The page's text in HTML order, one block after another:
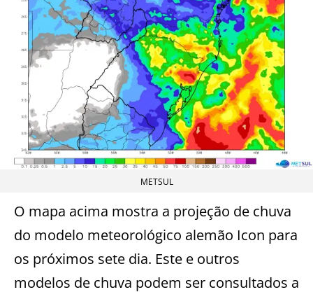
METSUL
O mapa acima mostra a projeção de chuva
do modelo meteorológico alemão Icon para
os próximos sete dia. Este e outros
modelos de chuva podem ser consultados a